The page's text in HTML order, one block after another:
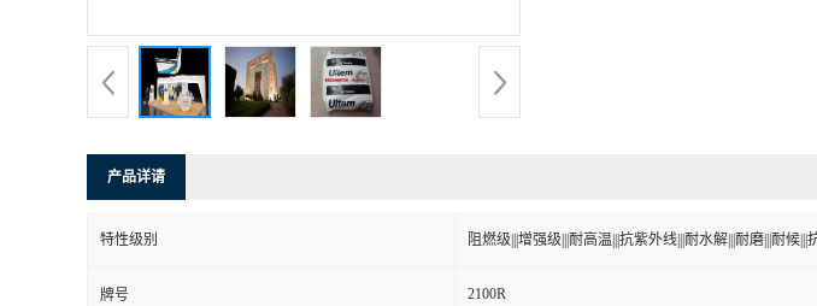
产品详请
特性级别 阻燃级|||增强级|||耐高温|||抗紫外线|||耐水解|||耐磨|||耐候|||
牌号 2100R